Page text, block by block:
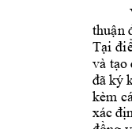
thuận
Tại đi
và tạo
đã ký
kèm
xác